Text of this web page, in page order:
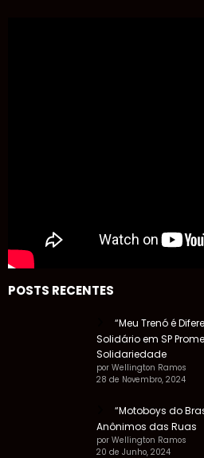
POSTS RECENTES
“Meu Trenó é
Solidário em SP
Solidariedade
por Wellington Ramos
28 de Novembro, 2024
“Motoboys do
Anônimos das Ruas
por Wellington Ramos
20 de Junho, 2024